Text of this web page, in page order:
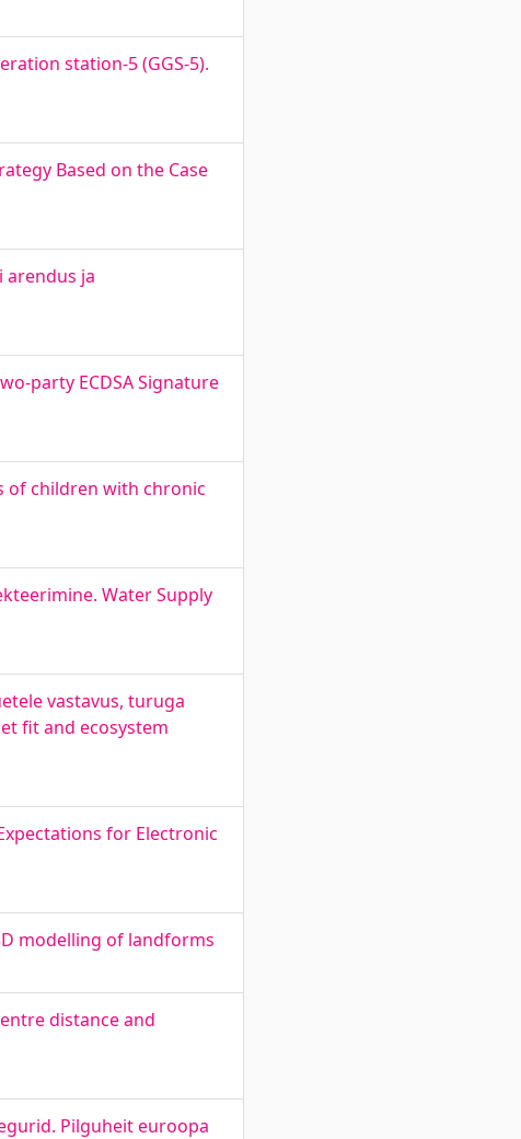
station-5 (GGS-5).
Based on the Case
ja
party ECDSA Signature
of children with chronic
Water Supply
vastavus, turuga
fit and ecosystem
for Electronic
modelling of landforms
distance and
Pilguheit euroopa